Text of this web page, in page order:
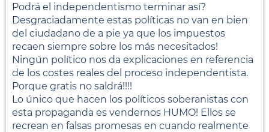
Podrá el independentismo terminar así?
Desgraciadamente estas políticas no van en bien
del ciudadano de a pie ya que los impuestos
recaen siempre sobre los más necesitados!
Ningún político nos da explicaciones en referencia
de los costes reales del proceso independentista.
Porque gratis no saldrá!!!!
Lo único que hacen los políticos soberanistas con
esta propaganda es vendernos HUMO! Ellos se
recrean en falsas promesas en cuando realmente